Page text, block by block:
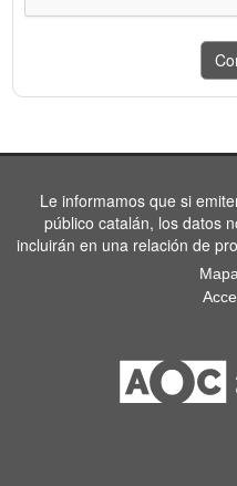
Le informamos que si
público catalán, los datos
incluirán en una relación de